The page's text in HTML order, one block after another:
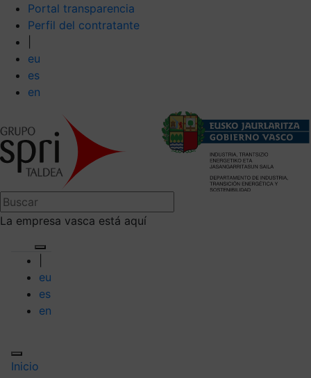
Portal transparencia
Perfil del contratante
eu
es
en
La empresa vasca está aquí
eu
es
en
Inicio